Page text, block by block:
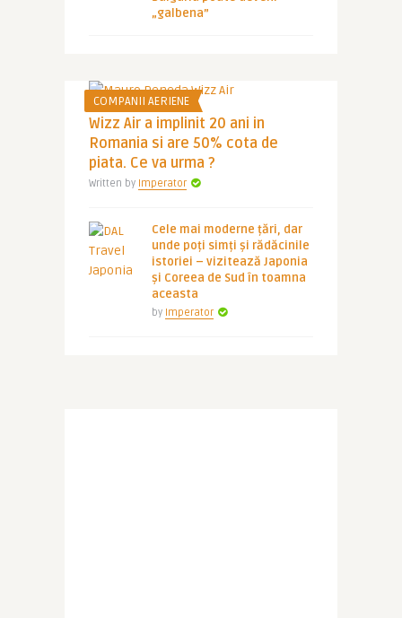
„galbena”
COMPANII AERIENE
Wizz Air a implinit 20 ani in
Romania si are 50% cota de
piata. Ce va urma ?
Written by Imperator
Cele mai moderne țări, dar
unde poți simți și rădăcinile
istoriei – vizitează Japonia
și Coreea de Sud în toamna
aceasta
by Imperator